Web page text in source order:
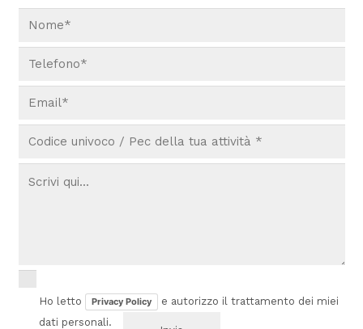
Ho letto Privacy Policy
e autorizzo il trattamento dei miei
dati personali.